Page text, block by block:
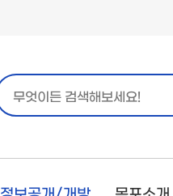
정보공개/개방 목포소개